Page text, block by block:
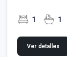
1 1
Ver detalles